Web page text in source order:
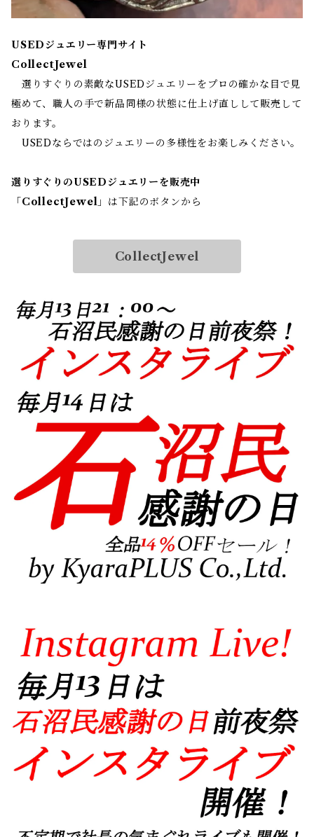
USEDジュエリー専門サイト
CollectJewel
選りすぐりの素敵なUSEDジュエリーをプロの確かな目で見
極めて、職人の手で新品同様の状態に仕上げ直しして販売して
おります。
USEDならではのジュエリーの多様性をお楽しみください。
選りすぐりのUSEDジュエリーを販売中
「CollectJewel 」は下記のボタンから
CollectJewel